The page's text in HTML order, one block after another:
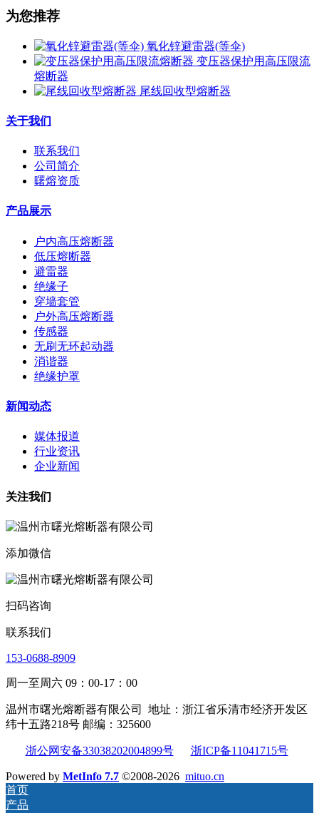
为您推荐
氧化锌避雷器(等伞)
变压器保护用高压限流
熔断器
尾线回收型熔断器
关于我们
联系我们
公司简介
曙熔资质
产品展示
户内高压熔断器
低压熔断器
避雷器
绝缘子
穿墙套管
户外高压熔断器
传感器
无刷无环起动器
消谐器
绝缘护罩
新闻动态
媒体报道
行业资讯
企业新闻
关注我们
添加微信
扫码咨询
联系我们
153-0688-8909
周一至周六 09：00-17：00
温州市曙光熔断器有限公司
地址：浙江省乐清市经济开发区
纬十五路218号 邮编：325600
浙公网安备33038202004899号 浙ICP备11041715号
Powered by MetInfo 7.7 ©2008-2026 mituo.cn
首页
产品